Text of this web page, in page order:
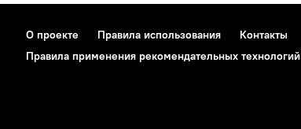
О проекте Правила использования Контакты
Правила применения рекомендательных технологий